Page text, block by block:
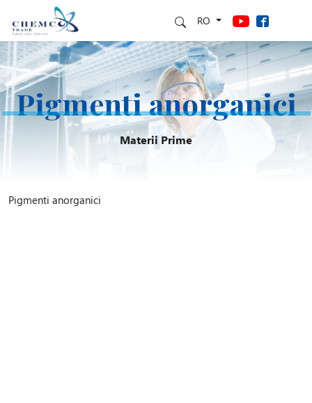
RO
Pigmenti anorganici
Materii Prime
Pigmenti anorganici